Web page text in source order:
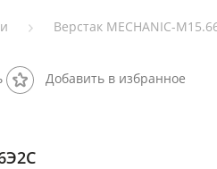
Верстак MECHANIC-
Добавить в избранное